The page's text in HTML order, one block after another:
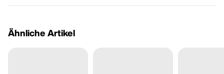
Ähnliche Artikel